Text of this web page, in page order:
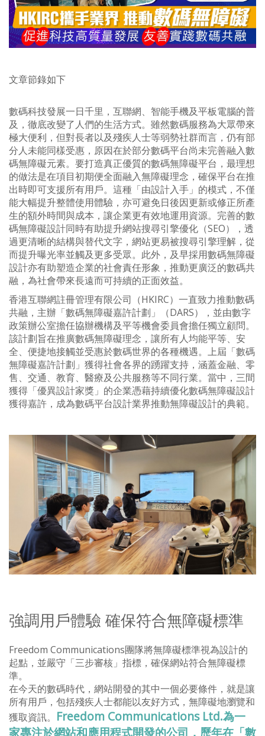
文章節錄如下
數碼科技發展一日千里，互聯網、智能手機及平板電腦的普
及，徹底改變了人們的生活方式。雖然數碼服務為大眾帶來
極大便利，但對長者以及殘疾人士等弱勢社群而言，仍有部
分人未能同樣受惠，原因在於部分數碼平台尚未完善融入數
碼無障礙元素。要打造真正優質的數碼無障礙平台，最理想
的做法是在項目初期便全面融入無障礙理念，確保平台在推
出時即可支援所有用戶。這種「由設計入手」的模式，不僅
能大幅提升整體使用體驗，亦可避免日後因更新或修正所產
生的額外時間與成本，讓企業更有效地運用資源。完善的數
碼無障礙設計同時有助提升網站搜尋引擎優化（SEO），透
過更清晰的結構與替代文字，網站更易被搜尋引擎理解，從
而提升曝光率並觸及更多受眾。此外，及早採用數碼無障礙
設計亦有助塑造企業的社會責任形象，推動更廣泛的數碼共
融，為社會帶來長遠而可持續的正面效益。
香港互聯網註冊管理有限公司（HKIRC）一直致力推動數碼
共融，主辦「數碼無障礙嘉許計劃」（DARS），並由數字
政策辦公室擔任協辦機構及平等機會委員會擔任獨立顧問。
該計劃旨在推廣數碼無障礙理念，讓所有人均能平等、安
全、便捷地接觸並受惠於數碼世界的各種機遇。上屆「數碼
無障礙嘉許計劃」獲得社會各界的踴躍支持，涵蓋金融、零
售、交通、教育、醫療及公共服務等不同行業。當中，三間
獲得「優異設計家獎」的企業憑藉持續優化數碼無障礙設計
獲得嘉許，成為數碼平台設計業界推動無障礙設計的典範。
強調用戶體驗 確保符合無障礙標準
Freedom Communications團隊將無障礙標準視為設計的
起點，並嚴守「三步審核」指標，確保網站符合無障礙標
準。
在今天的數碼時代，網站開發的其中一個必要條件，就是讓
所有用戶，包括殘疾人士都能以友好方式，無障礙地瀏覽和
獲取資訊。 Freedom Communications Ltd.為一
家專注於網站和應用程式開發的公司，歷年在「數